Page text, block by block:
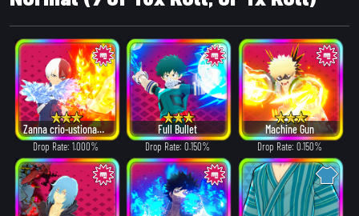
Zanna crio-ustionante
Drop Rate: 1.000%
Full Bullet
Drop Rate: 0.150%
Machine Gun
Drop Rate: 0.150%